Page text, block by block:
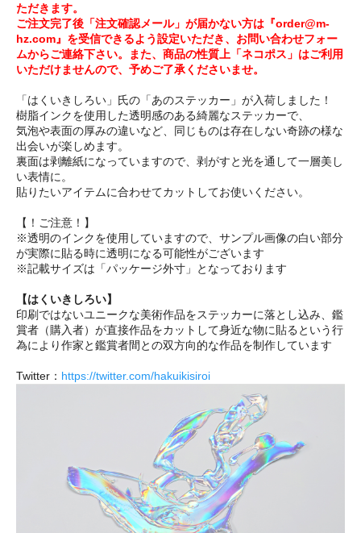
ただきます。
ご注文完了後「注文確認メール」が届かない方は『order@m-
hz.com』を受信できるよう設定いただき、お問い合わせフォー
ムからご連絡下さい。また、商品の性質上「ネコポス」はご利用
いただけませんので、予めご了承くださいませ。
「はくいきしろい」氏の「あのステッカー」が入荷しました！
樹脂インクを使用した透明感のある綺麗なステッカーで、
気泡や表面の厚みの違いなど、同じものは存在しない奇跡の様な
出会いが楽しめます。
裏面は剥離紙になっていますので、剥がすと光を通して一層美し
い表情に。
貼りたいアイテムに合わせてカットしてお使いください。
【！ご注意！】
※透明のインクを使用していますので、サンプル画像の白い部分
が実際に貼る時に透明になる可能性がございます
※記載サイズは「パッケージ外寸」となっております
【はくいきしろい】
印刷ではないユニークな美術作品をステッカーに落とし込み、鑑
賞者（購入者）が直接作品をカットして身近な物に貼るという行
為により作家と鑑賞者間との双方向的な作品を制作しています
Twitter： https://twitter.com/hakuikisiroi